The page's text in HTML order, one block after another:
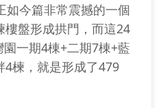
如今篇非常震撼的一個
樓盤形成拱門，而這24
一期4棟+二期7棟+藍
4楝，就是形成了479